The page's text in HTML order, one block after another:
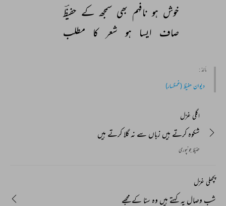
خوش ہو نافہم بھی سمجھ کے حفیظؔ
صاف ایسا ہو شعر کا مطلب
مأخذ :
دیوان حفیظ (غمگسار)
اگلی غزل
شکوہ کرتے ہیں زباں سے نہ گلا کرتے ہیں
حفیظ جونپوری
پچھلی غزل
شب وصال یہ کہتے ہیں وہ سنا کے مجھے